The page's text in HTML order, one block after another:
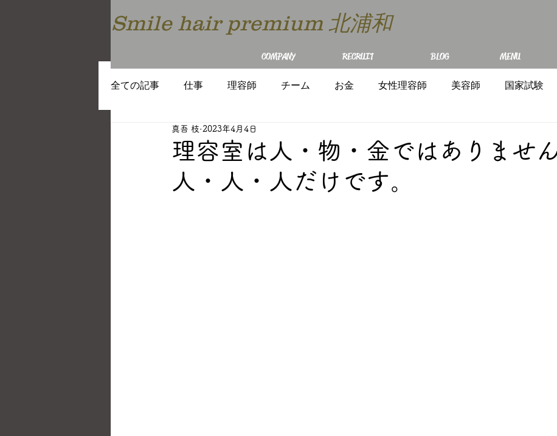
Smile hair premium 北浦和
COMPANY RECRUIT BLOG MENU
全ての記事 仕事 理容師 チーム お金 女性理容師 美容師 国家試験
教育 トレンド
理容室は人・物・金ではありません
人・人・人だけです。
真吾 枝 2023年4月4日